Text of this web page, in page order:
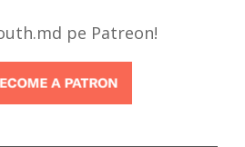
pe Patreon!